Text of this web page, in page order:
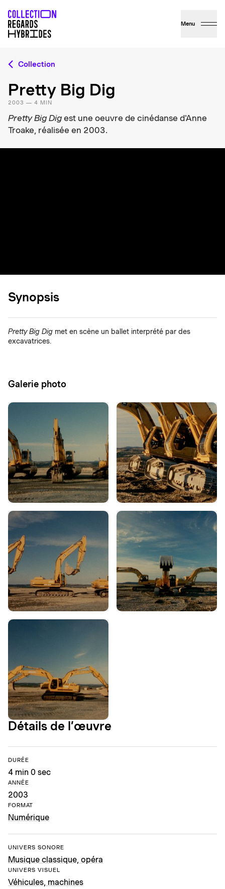
Menu
Collection
Pretty Big Dig
2003 — 4 MIN
Pretty Big Dig est une oeuvre de cinédanse d'Anne
Troake, réalisée en 2003.
Synopsis
Pretty Big Dig met en scène un ballet interprété par des
excavatrices.
Galerie photo
Détails de l’œuvre
DURÉE
4 min 0 sec
ANNÉE
2003
FORMAT
Numérique
UNIVERS SONORE
Musique classique, opéra
UNIVERS VISUEL
Véhicules, machines